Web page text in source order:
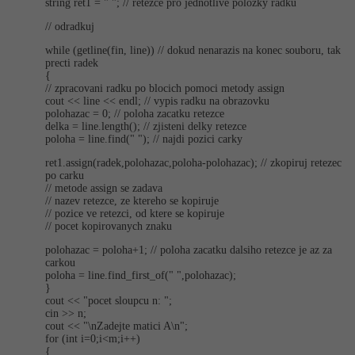
-30%
WordPress
SEO -30%
UX
Business
Kryptoměny -25%
Copywriting -30%
MS Office -80%
Google Dokumenty
Time management
-80%
Adobe Lightroom -30%
Adobe XD -15%
Adobe InDesign -25%
Adobe After Effects
Blender -80%
Fotografování -80%
Video
Kariérastring ret1 = " "; // retezce pro jednotlive polozky radku
// odradkuj
while (getline(fin, line)) // dokud nenarazis na konec souboru, tak
precti radek
{
// zpracovani radku po blocich pomoci metody assign
cout << line << endl; // vypis radku na obrazovku
polohazac = 0; // poloha zacatku retezce
delka = line.length(); // zjisteni delky retezce
poloha = line.find(" "); // najdi pozici carky
ret1.assign(ra­dek,polohazac,po­loha-polohazac); // zkopiruj retezec
po carku
// metode assign se zadava
// nazev retezce, ze ktereho se kopiruje
// pozice ve retezci, od ktere se kopiruje
// pocet kopirovanych znaku
polohazac = poloha+1; // poloha zacatku dalsiho retezce je az za
carkou
poloha = line.find_fir­st_of(" ",polohazac);
}
cout << "pocet sloupcu n: ";
cin >> n;
cout << "\nZadejte matici A\n";
for (int i=0;i<m;i++)
{